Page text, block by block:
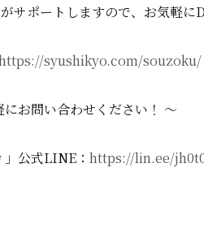
サポートしますので、お気軽
syushikyo.com/souzoku/
お問い合わせください！ ～
公式LINE： https://lin.ee/